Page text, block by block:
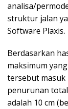
analisa/
struktur jalan
Software Plaxis.
Berdasarkan
maksimum
tersebut masuk
penurunan
adalah 10 cm